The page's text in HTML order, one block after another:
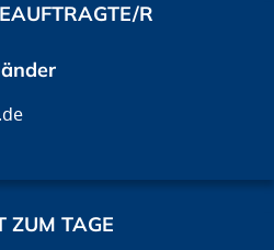
R
ZUM TAGE